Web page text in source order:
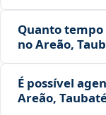
Quanto
no Areão,
É possível
Areão,